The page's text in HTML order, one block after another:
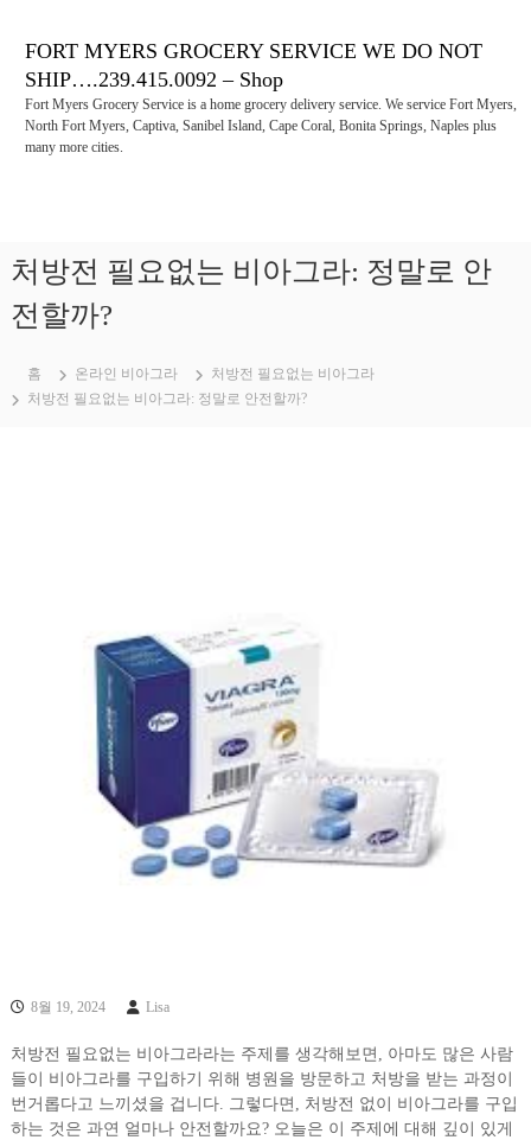
FORT MYERS GROCERY SERVICE WE DO NOT
SHIP….239.415.0092 – Shop
Fort Myers Grocery Service is a home grocery delivery service. We service Fort Myers,
North Fort Myers, Captiva, Sanibel Island, Cape Coral, Bonita Springs, Naples plus
many more cities.
처방전 필요없는 비아그라: 정말로 안
전할까?
홈 온라인 비아그라
처방전 필요없는 비아그라
처방전 필요없는 비아그라: 정말로 안전할까?
8월 19, 2024 Lisa
처방전 필요없는 비아그라라는 주제를 생각해보면, 아마도 많은 사람
들이 비아그라를 구입하기 위해 병원을 방문하고 처방을 받는 과정이
번거롭다고 느끼셨을 겁니다. 그렇다면, 처방전 없이 비아그라를 구입
하는 것은 과연 얼마나 안전할까요? 오늘은 이 주제에 대해 깊이 있게